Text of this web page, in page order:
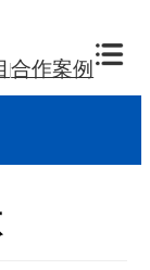
合作案例